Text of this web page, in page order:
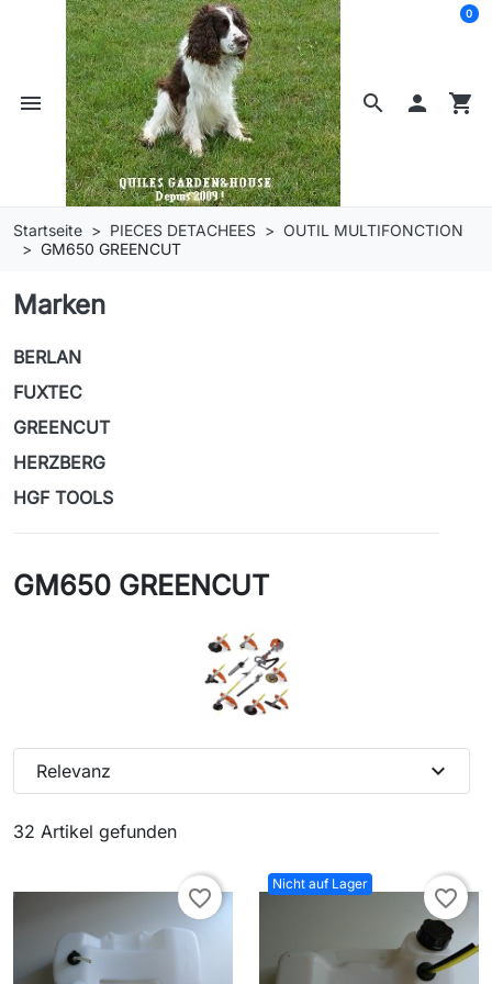
search
menu  shopping_cart
0
Startseite PIECES DETACHEES
OUTIL MULTIFONCTION
GM650 GREENCUT
Marken
BERLAN
FUXTEC
GREENCUT
HERZBERG
HGF TOOLS
GM650 GREENCUT
32 Artikel gefunden
Relevanz expand_more
favorite_border
Nicht auf Lager
favorite_border